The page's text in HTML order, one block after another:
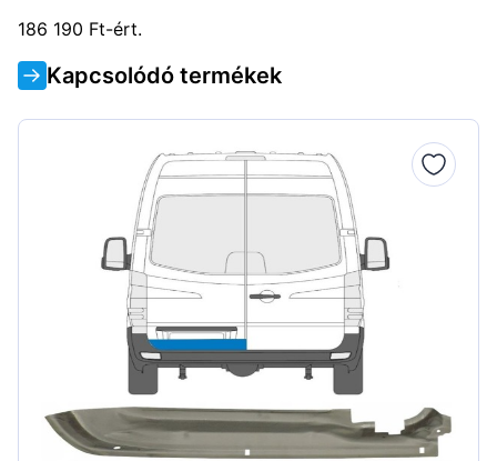
186 190 Ft-ért.
Kapcsolódó termékek